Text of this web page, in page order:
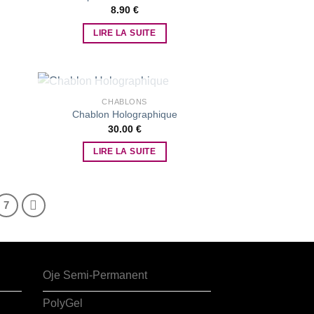
8.90 €
LIRE LA SUITE
RUPTURE DE STOCK
CHABLONS
Chablon Holographique
30.00 €
LIRE LA SUITE
7
Oje Semi-Permanent
PolyGel